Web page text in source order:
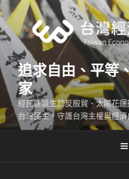
跳
至
主
內
容
追求自由、平等
家
經民連誕生於反服貿、太陽花
台灣民主，守護台灣主權與經